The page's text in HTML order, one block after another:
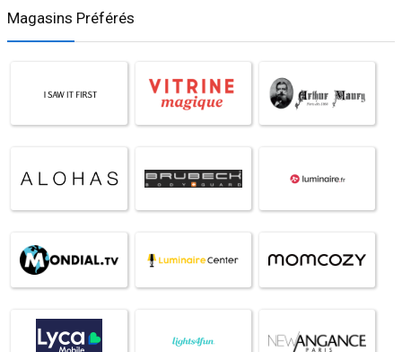
Magasins Préférés